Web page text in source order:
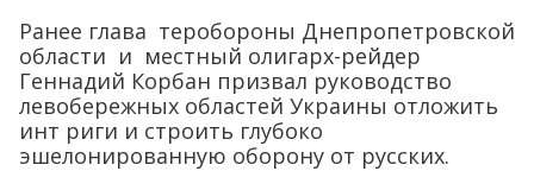
Ранее глава теробороны Днепропетровской
области и местный олигарх-рейдер
Геннадий Корбан призвал руководство
левобережных областей Украины отложить
инт риги и строить глубоко
эшелонированную оборону от русских.